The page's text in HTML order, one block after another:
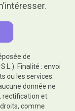
de
Finalité : envoi
ou les services.
donnée ne
rectification et
comme